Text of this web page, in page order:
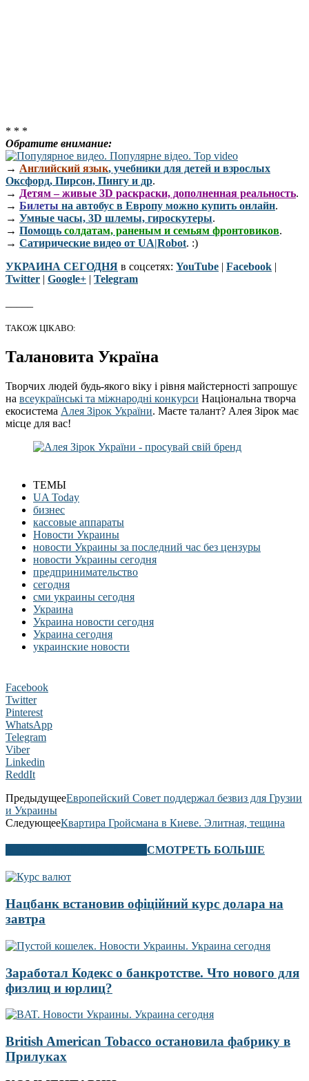
* * *
Обратите внимание:
→ Английский язык, учебники для детей и взрослых
Оксфорд, Пирсон, Пингу и др.
→ Детям – живые 3D раскраски, дополненная реальность.
→ Билеты на автобус в Европу можно купить онлайн.
→ Умные часы, 3D шлемы, гироскутеры.
→ Помощь солдатам, раненым и семьям фронтовиков.
→ Сатирические видео от UA|Robot. :)
УКРАИНА СЕГОДНЯ в соцсетях: YouTube | Facebook |
Twitter | Google+ | Telegram
ТАКОЖ ЦІКАВО:
Талановита Україна
Творчих людей будь-якого віку і рівня майстерності запрошує
на всеукраїнські та міжнародні конкурси Національна творча
екосистема Алея Зірок України. Маєте талант? Алея Зірок має
місце для вас!
ТЕМЫ
UA Today
бизнес
кассовые аппараты
Новости Украины
новости Украины за последний час без цензуры
новости Украины сегодня
предпринимательство
сегодня
сми украины сегодня
Украина
Украина новости сегодня
Украина сегодня
украинские новости
Facebook
Twitter
Pinterest
WhatsApp
Telegram
Viber
Linkedin
ReddIt
ПредыдущееЕвропейский Совет поддержал безвиз для Грузии
и Украины
СледующееКвартира Гройсмана в Киеве. Элитная, тещина
СМОТРЕТЬ БОЛЬШЕ
Нацбанк встановив офіційний курс долара на
завтра
Заработал Кодекс о банкротстве. Что нового для
физлиц и юрлиц?
British American Tobacco остановила фабрику в
Прилуках